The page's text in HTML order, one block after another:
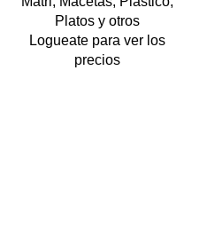
VERDE CLARO
VERDE OSCURO
Platos y otros
Logueate para ver los
precios